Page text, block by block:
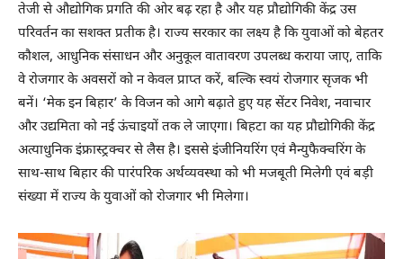
तेजी से औद्योगिक प्रगति की ओर बढ़ रहा है और यह प्रौद्योगिकी केंद्र उस
परिवर्तन का सशक्त प्रतीक है। राज्य सरकार का लक्ष्य है कि युवाओं को बेहतर
कौशल, आधुनिक संसाधन और अनुकूल वातावरण उपलब्ध कराया जाए, ताकि
वे रोजगार के अवसरों को न केवल प्राप्त करें, बल्कि स्वयं रोजगार सृजक भी
बनें। ‘मेक इन बिहार’ के विजन को आगे बढ़ाते हुए यह सेंटर निवेश, नवाचार
और उद्यमिता को नई ऊंचाइयों तक ले जाएगा। बिहटा का यह प्रौद्योगिकी केंद्र
अत्याधुनिक इंफ्रास्ट्रक्चर से लैस है। इससे इंजीनियरिंग एवं मैन्युफैक्चरिंग के
साथ-साथ बिहार की पारंपरिक अर्थव्यवस्था को भी मजबूती मिलेगी एवं बड़ी
संख्या में राज्य के युवाओं को रोजगार भी मिलेगा।